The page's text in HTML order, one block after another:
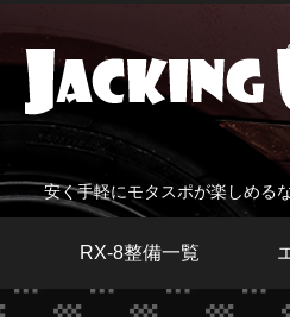
安く手軽にモタスポが楽しめる
RX-8整備一覧